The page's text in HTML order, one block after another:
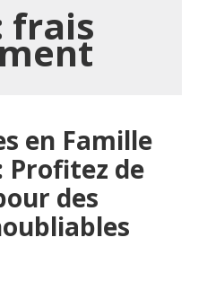
frais
en Famille
Profitez de
des